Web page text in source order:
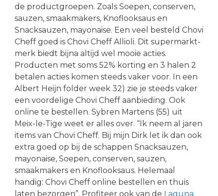
de productgroepen. Zoals Soepen, conserven,
sauzen, smaakmakers, Knoflooksaus en
Snacksauzen, mayonaise. Een veel besteld Chovi
Cheff goed is Chovi Cheff Allioli. Dit supermarkt-
merk biedt bijna altijd wel mooie acties.
Producten met soms 52% korting en 3 halen 2
betalen acties komen steeds vaker voor. In een
Albert Heijn folder week 32) zie je steeds vaker
een voordelige Chovi Cheff aanbieding. Ook
online te bestellen. Sybren Martens (55) uit
Meix-le-Tige weet er alles over. “Ik neem al jaren
items van Chovi Cheff. Bij mijn Dirk let ik dan ook
extra goed op bij de schappen Snacksauzen,
mayonaise, Soepen, conserven, sauzen,
smaakmakers en Knoflooksaus. Helemaal
handig: Chovi Cheff online bestellen en thuis
laten bezorgen”. Profiteer ook van de Laguna